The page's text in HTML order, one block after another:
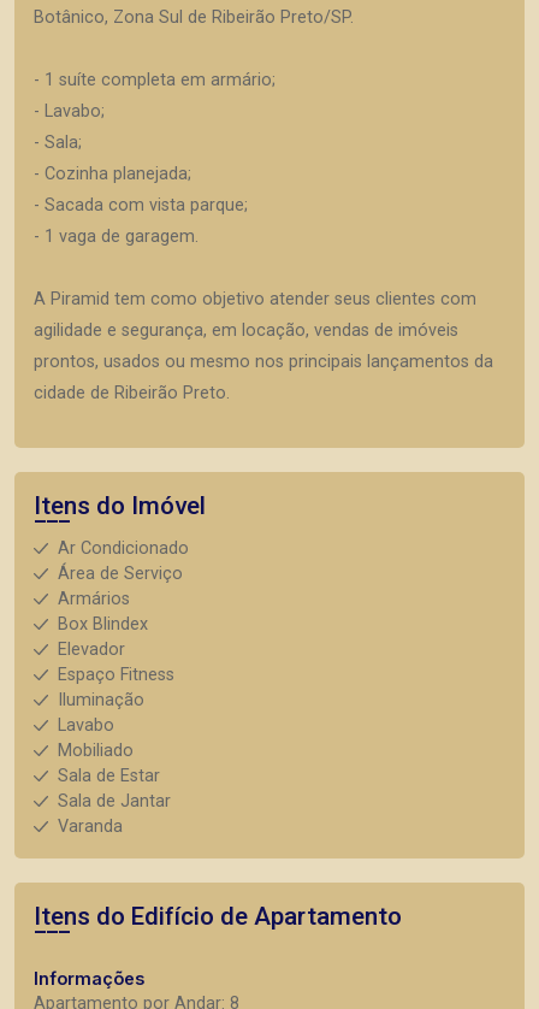
Botânico, Zona Sul de Ribeirão Preto/SP.
- 1 suíte completa em armário;
- Lavabo;
- Sala;
- Cozinha planejada;
- Sacada com vista parque;
- 1 vaga de garagem.
A Piramid tem como objetivo atender seus clientes com
agilidade e segurança, em locação, vendas de imóveis
prontos, usados ou mesmo nos principais lançamentos da
cidade de Ribeirão Preto.
Itens do Imóvel
Ar Condicionado
Área de Serviço
Armários
Box Blindex
Elevador
Espaço Fitness
Iluminação
Lavabo
Mobiliado
Sala de Estar
Sala de Jantar
Varanda
Itens do Edifício de Apartamento
Informações
Apartamento por Andar: 8